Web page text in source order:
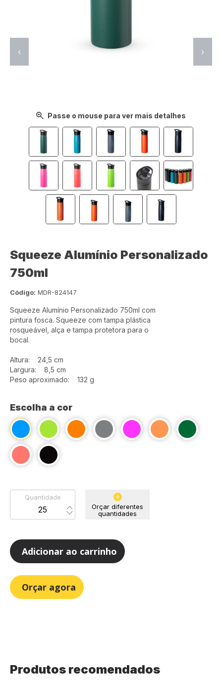
Passe o mouse para ver mais detalhes
‹ ›
Squeeze Alumínio Personalizado
750ml
Código: MDR-824147
Squeeze Alumínio Personalizado 750ml com
pintura fosca. Squeeze com tampa plástica
rosqueável, alça e tampa protetora para o
bocal.
Altura: 24,5 cm
Largura: 8,5 cm
Peso aproximado: 132 g
Escolha a cor
Quantidade
Orçar diferentes
quantidades
Adicionar ao carrinho
Orçar agora
Produtos recomendados